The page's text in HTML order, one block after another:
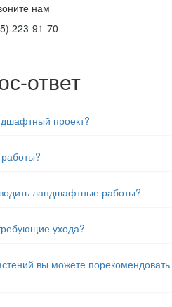
нам
223-91-70
ответ
проект?
ландшафтные работы?
ухода?
вы можете порекомендовать